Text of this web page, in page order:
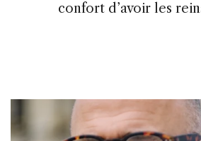
confort d’avoir les